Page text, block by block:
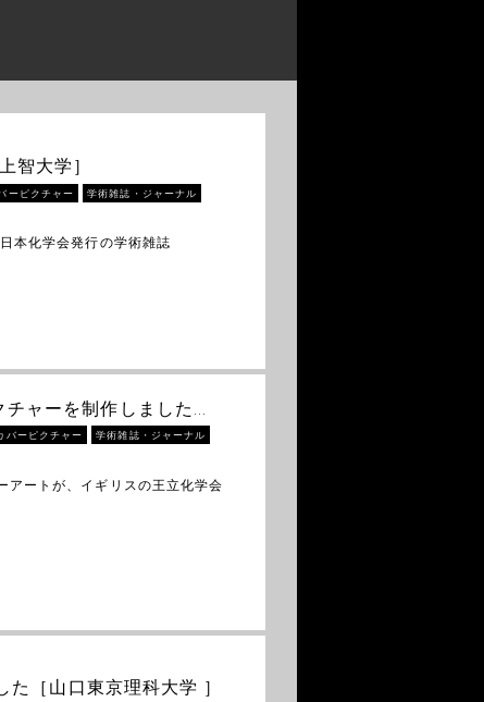
智大学］
ーピクチャー
学術雑誌・ジャーナル
本化学会発行の学術雑誌
ーを制作しました…
バーピクチャー
学術雑誌・ジャーナル
アートが、イギリスの王立化学会
［山口東京理科大学 ］